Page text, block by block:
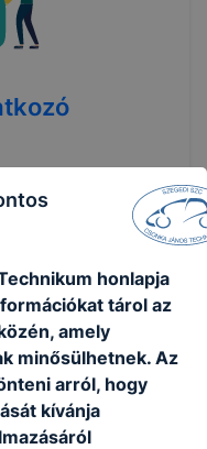
honlapja
tárol az
amely
minősülhetnek. Az
arról, hogy
kívánja